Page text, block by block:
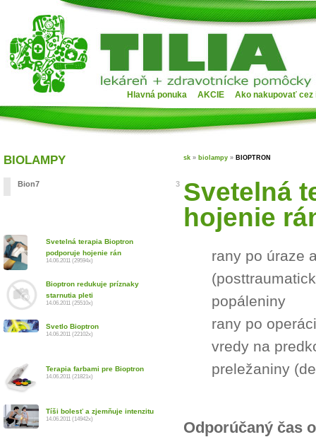
Hlavná ponuka AKCIE Ako nakupovať cez
sk » biolampy » BIOPTRON
Svetelná
hojenie
rany po úraze
popáleniny
rany po
vredy na
preležaniny
Odporúčaný čas
BIOLAMPY
Bion7 3
Svetelná terapia Bioptron
podporuje hojenie rán
14.06.2011 (29594x)
Bioptron redukuje príznaky
starnutia pleti
14.06.2011 (25510x)
Svetlo Bioptron
14.06.2011 (22102x)
Terapia farbami pre Bioptron
14.06.2011 (21821x)
Tíši bolesť a zjemňuje intenzitu
14.06.2011 (14942x)